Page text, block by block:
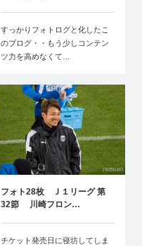
すっかりフォトログと化したこ
のブログ・・もう少しコンテン
ツ力を高めなくて…
フォト28枚 Ｊ１リーグ 第
32節 川崎フロン…
チケット発売日に寝坊してしま